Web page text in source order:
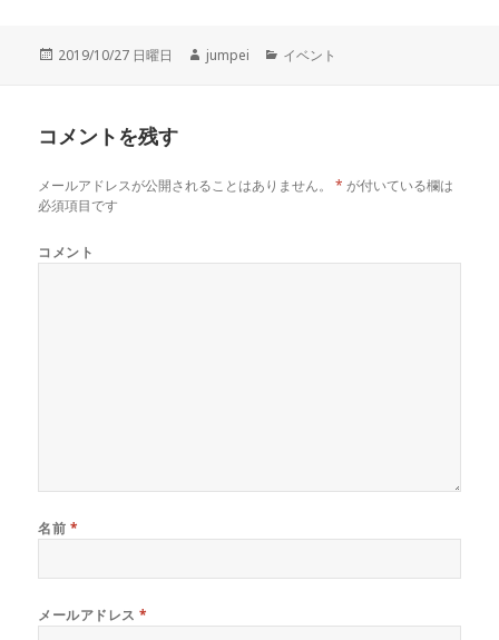
投
2019/10/27 日曜日
作
jumpei
カ
イベント
コメントを残す
メールアドレスが公開されることはありません。 * が付いている欄は
必須項目です
コメント
名前 *
メールアドレス*